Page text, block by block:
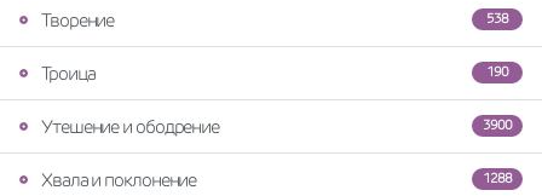
538
Творение
190
Троица
3900
Утешение и ободрение
1288
Хвала и поклонение